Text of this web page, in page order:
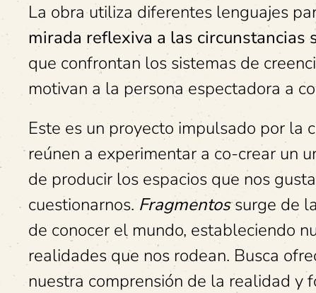
La obra utiliza diferentes lenguajes
mirada reflexiva a las circunstancias
que confrontan los sistemas de
motivan a la persona espectadora a
Este es un proyecto impulsado por la
reúnen a experimentar a co-crear un
de producir los espacios que nos
cuestionarnos.Fragmentossurge de
de conocer el mundo, estableciendo
realidades que nos rodean. Busca
nuestra comprensión de la realidad y